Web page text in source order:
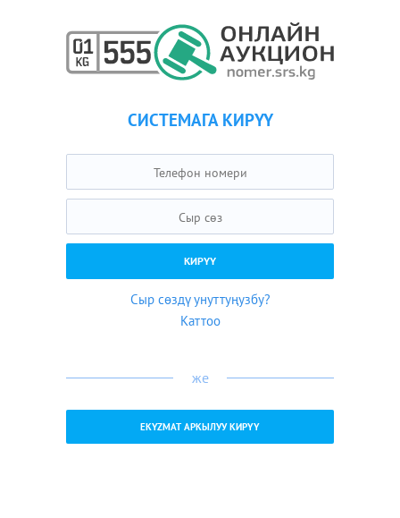
СИСТЕМАГА КИРҮҮ
Сыр сөздү унуттуңузбу?
Каттоо
же
EKYZMAT АРКЫЛУУ КИРҮҮ